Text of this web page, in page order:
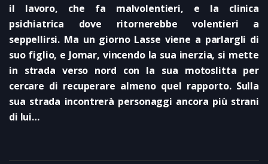
il lavoro, che fa malvolentieri, e la clinica
psichiatrica dove ritornerebbe volentieri a
seppellirsi. Ma un giorno Lasse viene a parlargli di
suo figlio, e Jomar, vincendo la sua inerzia, si mette
in strada verso nord con la sua motoslitta per
cercare di recuperare almeno quel rapporto. Sulla
sua strada incontrerà personaggi ancora più strani
di lui…